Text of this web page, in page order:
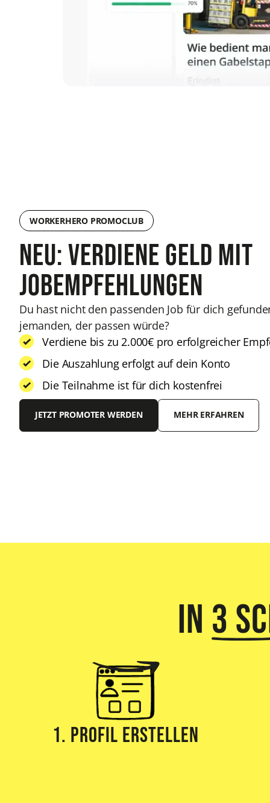
WORKERHERO PROMOCLUB
Neu: verdiene geld mit
jobempfehlungen
Du hast nicht den passenden Job für dich
jemanden, der passen würde?
Verdiene bis zu 2.000€ pro erfolgreicher
Die Auszahlung erfolgt auf dein Konto
Die Teilnahme ist für dich kostenfrei
JETZT PROMOTER WERDEN MEHR ERFAHREN
In 3
1. Profil erstellen